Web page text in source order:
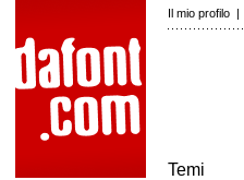
Il mio profilo |
Temi